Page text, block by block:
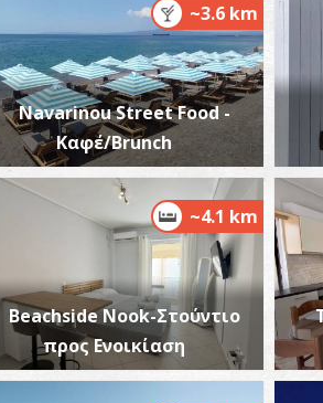
~3.6 km
Navarinou Street Food -
Καφέ/Brunch
~4.1 km
Beachside Nook-Στούντιο
προς Ενοικίαση